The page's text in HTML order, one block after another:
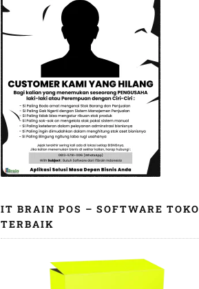
IT BRAIN POS – SOFTWARE TOKO
TERBAIK